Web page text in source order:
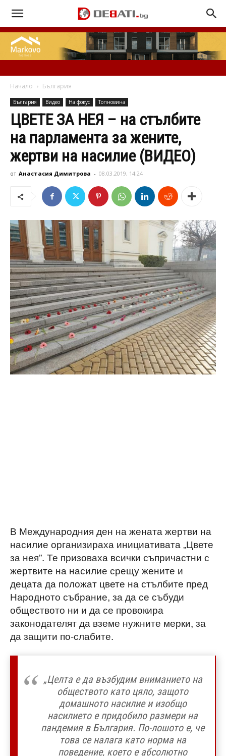
Начало България
България Видео На фокус Топновина
ЦВЕТЕ ЗА НЕЯ – на стълбите
на парламента за жените,
жертви на насилие (ВИДЕО)
от Анастасия Димитрова - 08.03.2019, 14:24
В Международния ден на жената жертви на
насилие организираха инициативата „Цвете
за нея”. Те призоваха всички съпричастни с
жертвите на насилие срещу жените и
децата да положат цвете на стълбите пред
Народното събрание, за да се събуди
обществото ни и да се провокира
законодателят да вземе нужните мерки, за
да защити по-слабите.
„Целта е да възбудим вниманието на
обществото като цяло, защото
домашното насилие и изобщо
насилието е придобило размери на
пандемия в България. По-лошото е, че
това се налага като норма на
поведение, което е абсолютно